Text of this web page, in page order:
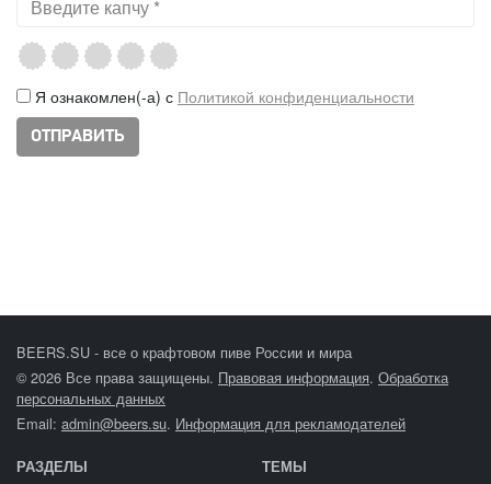
Я ознакомлен(-а) с Политикой конфиденциальности
BEERS.SU - все о крафтовом пиве России и мира
© 2026 Все права защищены. Правовая информация. Обработка
персональных данных
Email: admin@beers.su. Информация для рекламодателей
РАЗДЕЛЫ ТЕМЫ